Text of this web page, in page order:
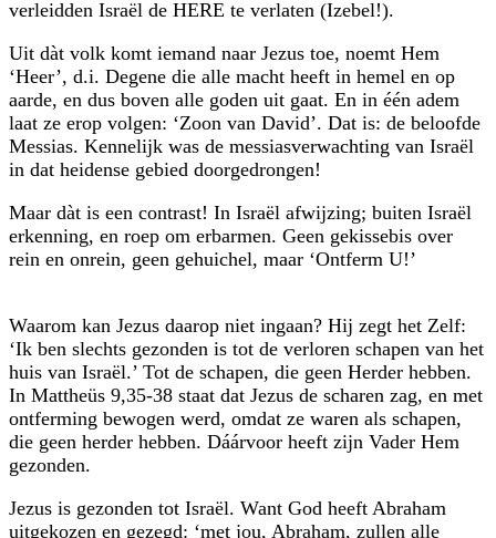
verleidden Israël de HERE te verlaten (Izebel!).
Uit dàt volk komt iemand naar Jezus toe, noemt Hem
‘Heer’, d.i. Degene die alle macht heeft in hemel en op
aarde, en dus boven alle goden uit gaat. En in één adem
laat ze erop volgen: ‘Zoon van David’. Dat is: de beloofde
Messias. Kennelijk was de messiasverwachting van Israël
in dat heidense gebied doorgedrongen!
Maar dàt is een contrast! In Israël afwijzing; buiten Israël
erkenning, en roep om erbarmen. Geen gekissebis over
rein en onrein, geen gehuichel, maar ‘Ontferm U!’
Waarom kan Jezus daarop niet ingaan? Hij zegt het Zelf:
‘Ik ben slechts gezonden is tot de verloren schapen van het
huis van Israël.’ Tot de schapen, die geen Herder hebben.
In Mattheüs 9,35-38 staat dat Jezus de scharen zag, en met
ontferming bewogen werd, omdat ze waren als schapen,
die geen herder hebben. Dáárvoor heeft zijn Vader Hem
gezonden.
Jezus is gezonden tot Israël. Want God heeft Abraham
uitgekozen en gezegd: ‘met jou, Abraham, zullen alle